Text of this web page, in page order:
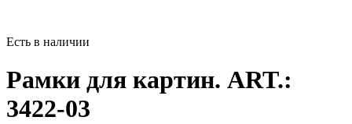
Есть в наличии
Рамки для картин. ART.:
3422-03